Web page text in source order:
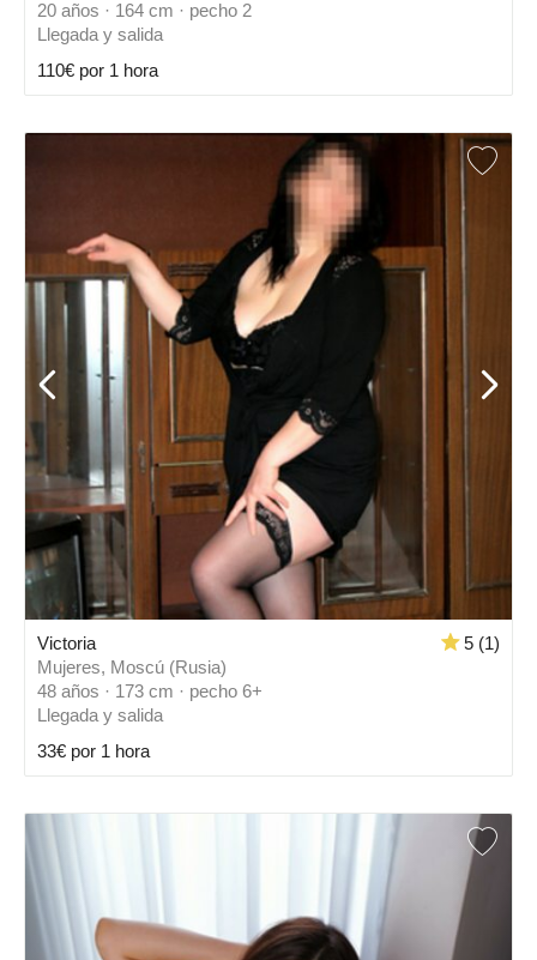
20 años · 164 cm · pecho 2
Llegada y salida
110€ por 1 hora
Victoria
5 (1)
Mujeres, Moscú (Rusia)
48 años · 173 cm · pecho 6+
Llegada y salida
33€ por 1 hora